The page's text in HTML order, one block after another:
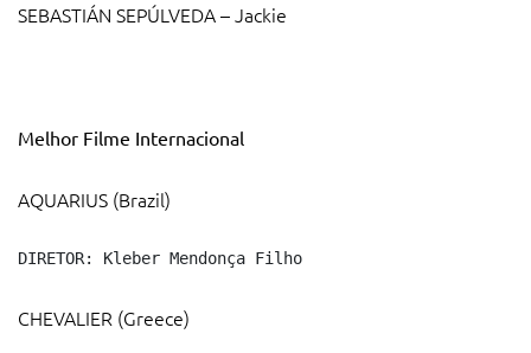
SEBASTIÁN SEPÚLVEDA – Jackie
Melhor Filme Internacional
AQUARIUS (Brazil)
DIRETOR: Kleber Mendonça Filho
CHEVALIER (Greece)